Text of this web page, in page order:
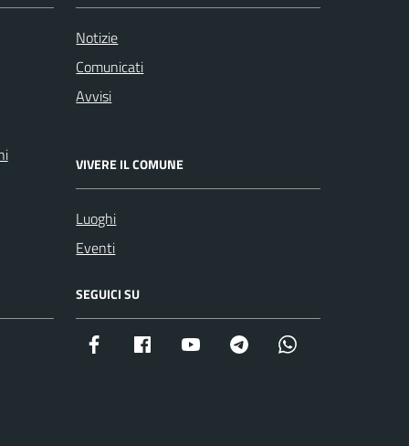
Notizie
Comunicati
Avvisi
VIVERE IL COMUNE
Luoghi
Eventi
SEGUICI SU
Facebook istituzionale
Facebook museo civico
YouTube Telegram